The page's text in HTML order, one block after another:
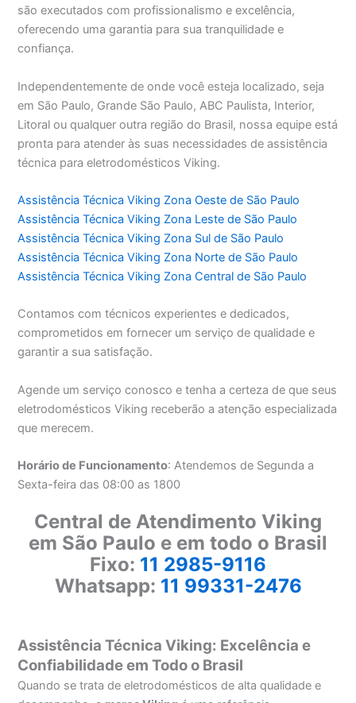
são executados com profissionalismo e excelência,
oferecendo uma garantia para sua tranquilidade e
confiança.
Independentemente de onde você esteja localizado, seja
em São Paulo, Grande São Paulo, ABC Paulista, Interior,
Litoral ou qualquer outra região do Brasil, nossa equipe está
pronta para atender às suas necessidades de assistência
técnica para eletrodomésticos Viking.
Assistência Técnica Viking Zona Oeste de São Paulo
Assistência Técnica Viking Zona Leste de São Paulo
Assistência Técnica Viking Zona Sul de São Paulo
Assistência Técnica Viking Zona Norte de São Paulo
Assistência Técnica Viking Zona Central de São Paulo
Contamos com técnicos experientes e dedicados,
comprometidos em fornecer um serviço de qualidade e
garantir a sua satisfação.
Agende um serviço conosco e tenha a certeza de que seus
eletrodomésticos Viking receberão a atenção especializada
que merecem.
Horário de Funcionamento: Atendemos de Segunda a
Sexta-feira das 08:00 as 1800
Central de Atendimento Viking
em São Paulo e em todo o Brasil
Fixo: 11 2985-9116
Whatsapp: 11 99331-2476
Assistência Técnica Viking: Excelência e
Confiabilidade em Todo o Brasil
Quando se trata de eletrodomésticos de alta qualidade e